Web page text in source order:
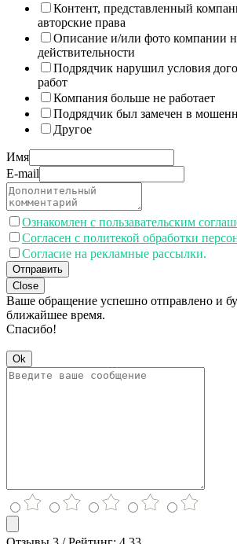
Контент, представленный
авторские права
Описание и/или фото компании
действительности
Подрядчик нарушил условия
работ
Компания больше не работает
Подрядчик был замечен в
Другое
Имя
E-mail
Ознакомлен с пользавательским
Согласен с политекой обработки
Согласие на рекламные рассылки.
Отправить
Close
Ваше обращение успешно отправлено и
ближайшее время.
Спасибо!
Ok